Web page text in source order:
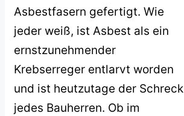
Asbestfasern gefertigt. Wie
jeder weiß, ist Asbest als ein
ernstzunehmender
Krebserreger entlarvt worden
und ist heutzutage der Schreck
jedes Bauherren. Ob im